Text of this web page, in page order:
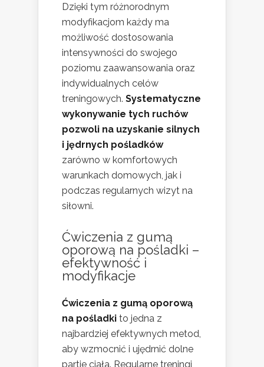
Dzięki tym różnorodnym
modyfikacjom każdy ma
możliwość dostosowania
intensywności do swojego
poziomu zaawansowania oraz
indywidualnych celów
treningowych. Systematyczne
wykonywanie tych ruchów
pozwoli na uzyskanie silnych
i jędrnych pośladków
zarówno w komfortowych
warunkach domowych, jak i
podczas regularnych wizyt na
siłowni.
Ćwiczenia z gumą
oporową na pośladki –
efektywność i
modyfikacje
Ćwiczenia z gumą oporową
na pośladki to jedna z
najbardziej efektywnych metod,
aby wzmocnić i ujędrnić dolne
partie ciała. Regularne treningi